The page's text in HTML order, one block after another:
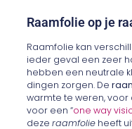
Raamfolie op je
Raamfolie kan
ieder geval een zeer
hebben een neutrale
dingen zorgen. De
warmte te weren,
voor een “one way
dezeraamfolie heeft